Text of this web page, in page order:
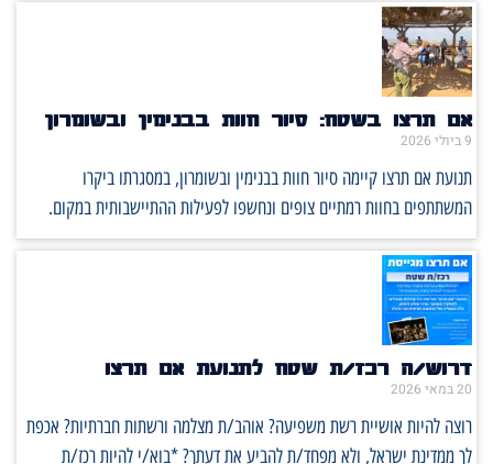
אם תרצו בשטח: סיור חוות בבנימין ובשומרון
9 ביולי 2026
תנועת אם תרצו קיימה סיור חוות בבנימין ובשומרון, במסגרתו ביקרו
המשתתפים בחוות רמתיים צופים ונחשפו לפעילות ההתיישבותית במקום.
דרוש/ה רכז/ת שטח לתנועת אם תרצו
20 במאי 2026
רוצה להיות אושיית רשת משפיעה? אוהב/ת מצלמה ורשתות חברתיות? אכפת
לך ממדינת ישראל, ולא מפחד/ת להביע את דעתך? *בוא/י להיות רכז/ת